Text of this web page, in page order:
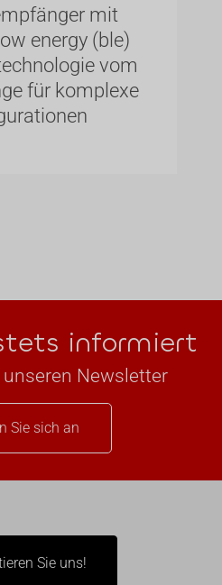
mit
energy (ble)
vom
für komplexe
informiert
Newsletter
Sie sich an
Sie uns!